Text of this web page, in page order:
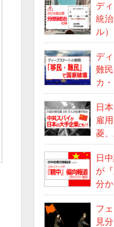
デ
統
ル
デ
難
カ
日
雇
菱
日
が
分
フ
見